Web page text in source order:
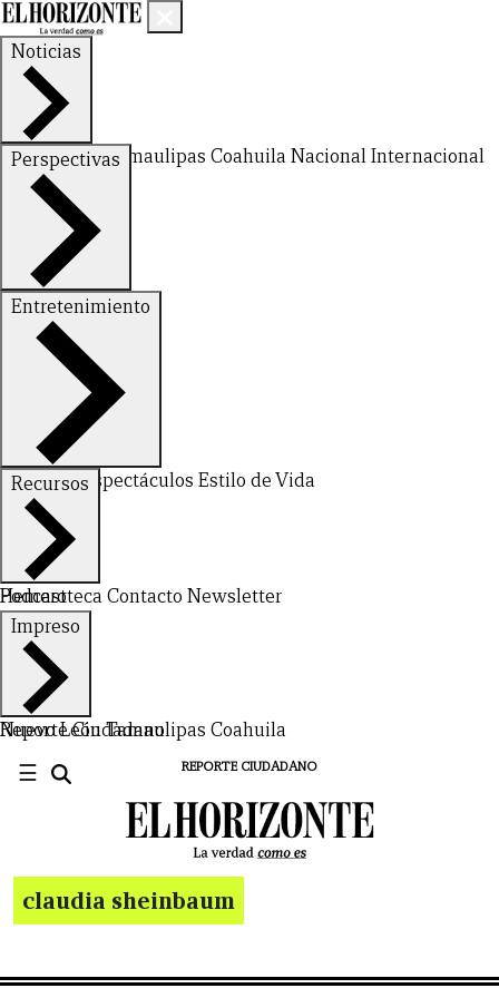
Noticias
Nuevo LeónTamaulipas Coahuila NacionalInternacional
Perspectivas
FinanzasOpinión
Entretenimiento
DeportesEspectáculos Estilo de Vida
Recursos
Hemeroteca Contacto Newsletter
Podcast
Impreso
Nuevo LeónTamaulipas Coahuila
Reporte Ciudadano
☰ REPORTE CIUDADANO
claudia sheinbaum